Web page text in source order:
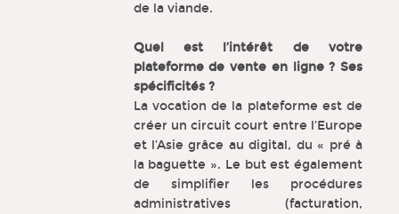
de la viande.
Quel est l’intérêt de votre
plateforme de vente en ligne ? Ses
spécificités ?
La vocation de la plateforme est de
créer un circuit court entre l’Europe
et l’Asie grâce au digital, du « pré à
la baguette ». Le but est également
de simplifier les procédures
administratives (facturation,